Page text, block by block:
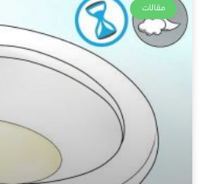
مقالات